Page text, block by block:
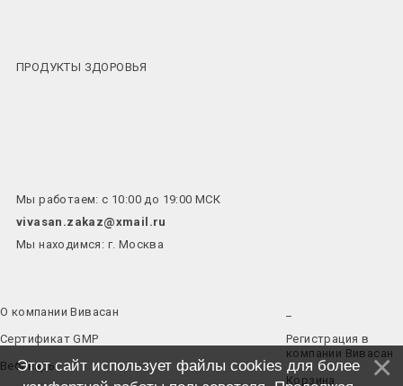
ПРОДУКТЫ ЗДОРОВЬЯ
Мы работаем: с 10:00 до 19:00 МСК
vivasan.zakaz@xmail.ru
Мы находимся: г. Москва
О компании Вивасан
Сертификат GMP
Вебинары
Регистрация в
компании Вивасан
Корзина
Этот сайт использует файлы cookies для более